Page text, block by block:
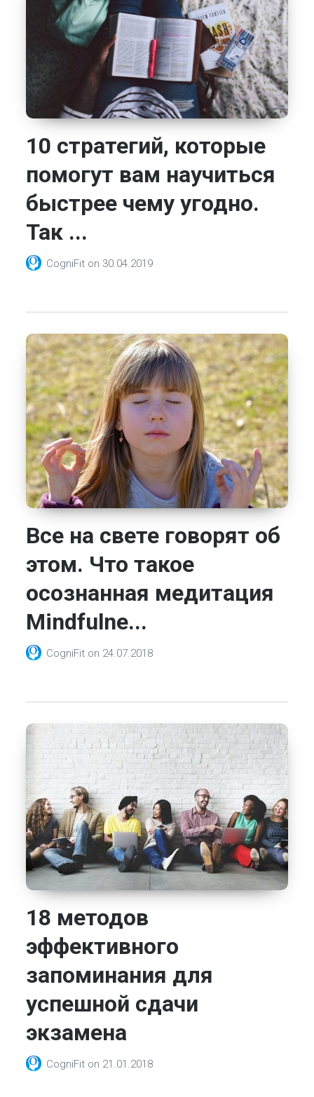
10 cтратегий, которые
помогут вам научиться
быстрее чему угодно.
Так ...
CogniFit on 30.04.2019
Все на свете говорят об
этом. Что такое
осознанная медитация
Mindfulne...
CogniFit on 24.07.2018
18 методов
эффективного
запоминания для
успешной сдачи
экзамена
CogniFit on 21.01.2018